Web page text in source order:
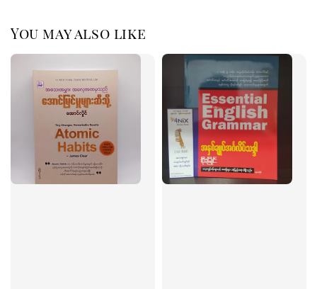
You may also like